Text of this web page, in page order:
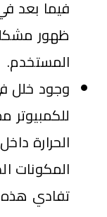
فيما بعد
ظهور
المستخدم.
وجود خلل
للكمبيوتر
الحرارة
المكونات
تفادي